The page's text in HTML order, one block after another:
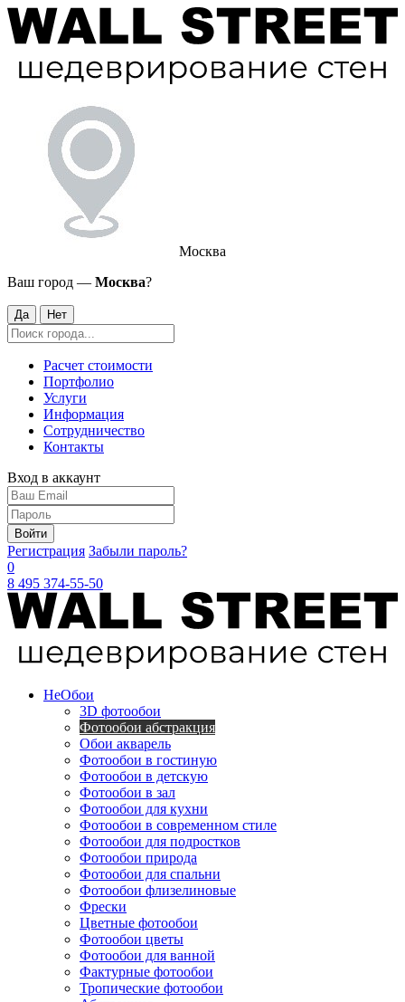
Москва
Ваш город — Москва?
Да Нет
Расчет стоимости
Портфолио
Услуги
Информация
Сотрудничество
Контакты
Вход в аккаунт
Войти
Регистрация Забыли пароль?
0
8 495 374-55-50
НеОбои
3D фотообои
Фотообои абстракция
Обои акварель
Фотообои в гостиную
Фотообои в детскую
Фотообои в зал
Фотообои для кухни
Фотообои в современном стиле
Фотообои для подростков
Фотообои природа
Фотообои для спальни
Фотообои флизелиновые
Фрески
Цветные фотообои
Фотообои цветы
Фотообои для ванной
Фактурные фотообои
Тропические фотообои